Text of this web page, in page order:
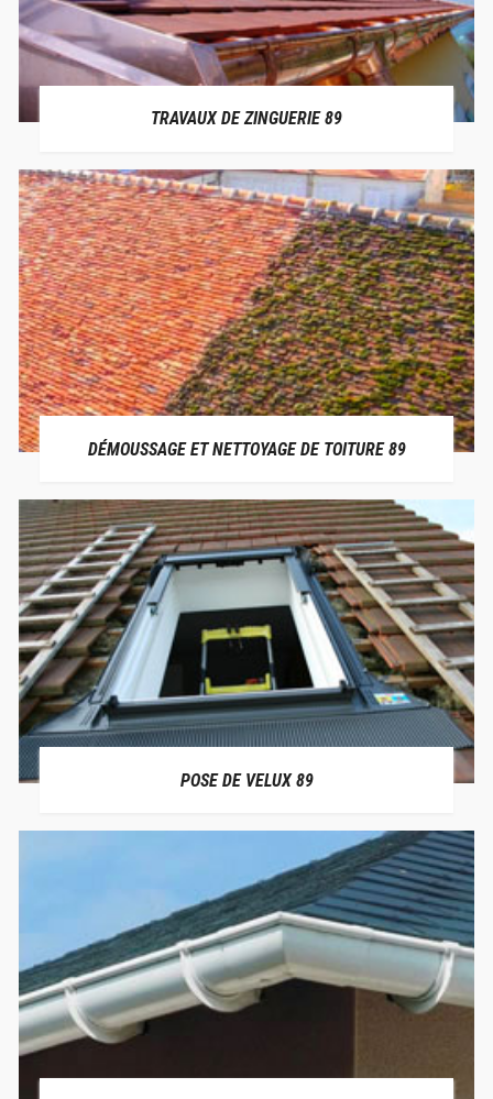
TRAVAUX DE ZINGUERIE 89
DÉMOUSSAGE ET NETTOYAGE DE TOITURE 89
POSE DE VELUX 89